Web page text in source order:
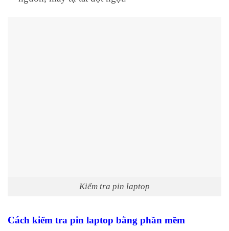
Kiểm tra pin laptop
Cách kiểm tra pin laptop bằng phần mềm